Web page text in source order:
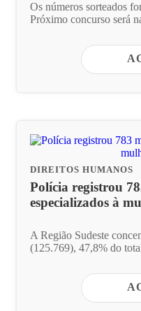
Os números sorteados
Próximo concurso será
DIREITOS HUMANOS
Polícia registrou
especializados à
A Região Sudeste
(125.769), 47,8% do